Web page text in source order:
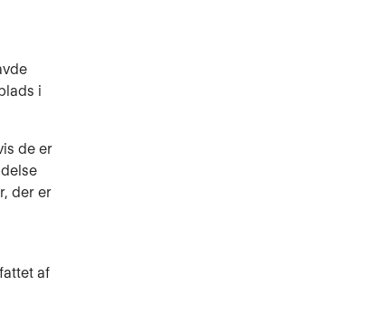
i
de er
der er
af